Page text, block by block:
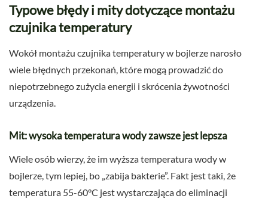
Typowe błędy i mity dotyczące montażu
czujnika temperatury
Wokół montażu czujnika temperatury w bojlerze narosło
wiele błędnych przekonań, które mogą prowadzić do
niepotrzebnego zużycia energii i skrócenia żywotności
urządzenia.
Mit: wysoka temperatura wody zawsze jest lepsza
Wiele osób wierzy, że im wyższa temperatura wody w
bojlerze, tym lepiej, bo „zabija bakterie”. Fakt jest taki, że
temperatura 55-60°C jest wystarczająca do eliminacji